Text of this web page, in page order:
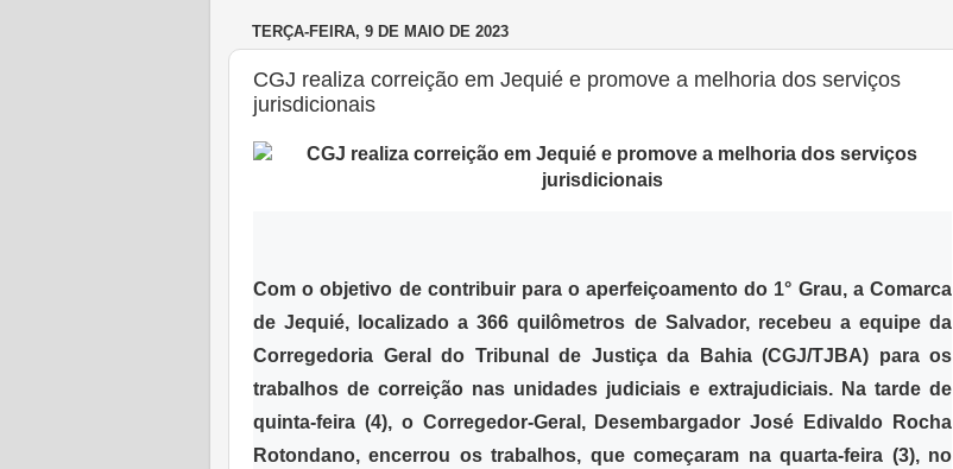
TERÇA-FEIRA, 9 DE MAIO DE 2023
CGJ realiza correição em Jequié e promove a melhoria dos serviços
jurisdicionais
Com o objetivo de contribuir para o aperfeiçoamento do 1° Grau, a Comarca
de Jequié, localizado a 366 quilômetros de Salvador, recebeu a equipe da
Corregedoria Geral do Tribunal de Justiça da Bahia (CGJ/TJBA) para os
trabalhos de correição nas unidades judiciais e extrajudiciais. Na tarde de
quinta-feira (4), o Corregedor-Geral, Desembargador José Edivaldo Rocha
Rotondano, encerrou os trabalhos, que começaram na quarta-feira (3), no